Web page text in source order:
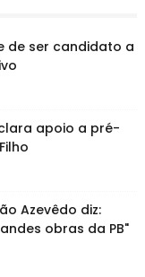
de ser candidato a
apoio a pré-
Azevêdo diz:
obras da PB"